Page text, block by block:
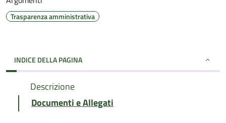
Trasparenza amministrativa
INDICE DELLA PAGINA
Descrizione
Documenti e Allegati